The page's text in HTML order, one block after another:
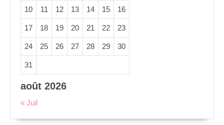
août 2026
10 11 12 13 14 15 16
17 18 19 20 21 22 23
24 25 26 27 28 29 30
31
« Juil